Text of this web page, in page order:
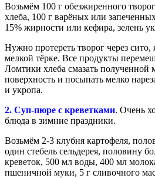
Возьмём 100 г обезжиренного
хлеба, 100 г варёных или
15% жирности или кефира, зелень
Нужно протереть творог через сито,
мелкой тёрке. Все продукты
Ломтики хлеба смазать полученной
поверхность и посыпать мелко
и укропа.
2. Суп-пюре с креветками. Очень
блюда в зимние праздники.
Возьмём 2-3 клубня картофеля,
один стебель сельдерея, половину
креветок, 500 мл воды, 400 мл
пшеничной муки, 5 г сливочного